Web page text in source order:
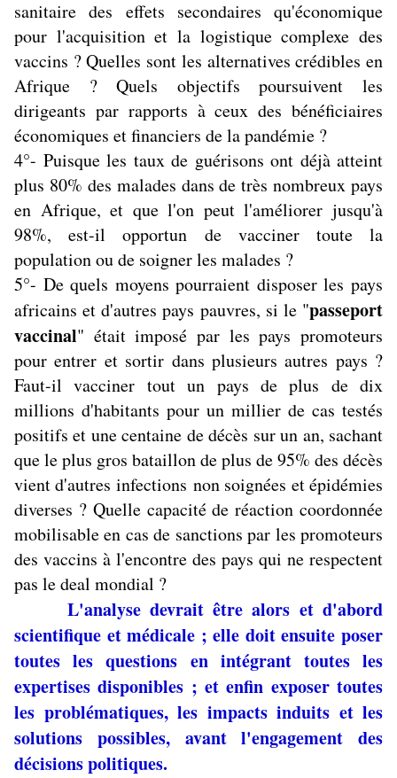
sanitaire des effets secondaires qu'économique
pour l'acquisition et la logistique complexe des
vaccins ? Quelles sont les alternatives crédibles en
Afrique ? Quels objectifs poursuivent les
dirigeants par rapports à ceux des bénéficiaires
économiques et financiers de la pandémie ?
4°- Puisque les taux de guérisons ont déjà atteint
plus 80% des malades dans de très nombreux pays
en Afrique, et que l'on peut l'améliorer jusqu'à
98%, est-il opportun de vacciner toute la
population ou de soigner les malades ?
5°- De quels moyens pourraient disposer les pays
africains et d'autres pays pauvres, si le "passeport
vaccinal" était imposé par les pays promoteurs
pour entrer et sortir dans plusieurs autres pays ?
Faut-il vacciner tout un pays de plus de dix
millions d'habitants pour un millier de cas testés
positifs et une centaine de décès sur un an, sachant
que le plus gros bataillon de plus de 95% des décès
vient d'autres infections non soignées et épidémies
diverses ? Quelle capacité de réaction coordonnée
mobilisable en cas de sanctions par les promoteurs
des vaccins à l'encontre des pays qui ne respectent
pas le deal mondial ?
L'analyse devrait être alors et d'abord
scientifique et médicale ; elle doit ensuite poser
toutes les questions en intégrant toutes les
expertises disponibles ; et enfin exposer toutes
les problématiques, les impacts induits et les
solutions possibles, avant l'engagement des
décisions politiques.